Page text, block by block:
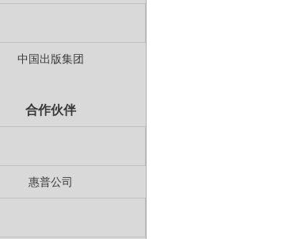
中国出版集团
合作伙伴
惠普公司